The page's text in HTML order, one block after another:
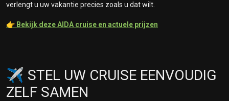
verlengt u uw vakantie precies zoals u dat wilt.
👉 Bekijk deze AIDA cruise en actuele prijzen
✈️ STEL UW CRUISE EENVOUDIG
ZELF SAMEN